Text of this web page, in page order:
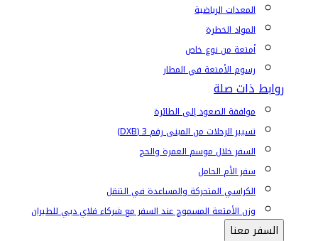
المعدات الرياضية
المواد الخطرة
أمتعة من نوع خاص
رسوم الأمتعة في المطار
روابط ذات صلة
موافقة الصعود إلى الطائرة
تسيير الرحلات من المبنى رقم 3 (DXB)
السفر خلال موسم العمرة والحج
سفر الأم الحامل
الكراسي المتحركة والمساعدة في التنقل
وزن الأمتعة المسموح عند السفر مع شركاء فلاي دبي للطيران
السفر معنا